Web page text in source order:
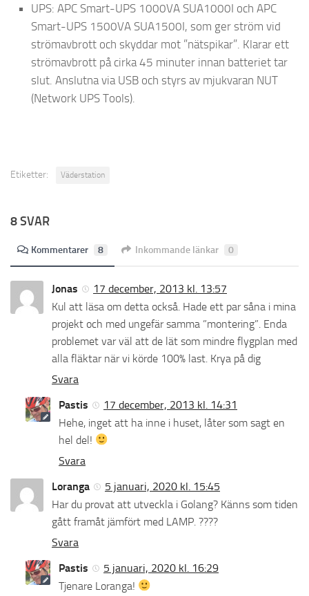
UPS: APC Smart-UPS 1000VA SUA1000I och APC
Smart-UPS 1500VA SUA1500I, som ger ström vid
strömavbrott och skyddar mot ”nätspikar”. Klarar ett
strömavbrott på cirka 45 minuter innan batteriet tar
slut. Anslutna via USB och styrs av mjukvaran NUT
(Network UPS Tools).
Etiketter: Väderstation
8 SVAR
Kommentarer 8 Inkommande länkar 0
Jonas
17 december, 2013 kl. 13:57
Kul att läsa om detta också. Hade ett par såna i mina
projekt och med ungefär samma ”montering”. Enda
problemet var väl att de lät som mindre flygplan med
alla fläktar när vi körde 100% last. Krya på dig
Svara
Pastis
17 december, 2013 kl. 14:31
Hehe, inget att ha inne i huset, låter som sagt en
hel del!
Svara
Loranga
5 januari, 2020 kl. 15:45
Har du provat att utveckla i Golang? Känns som tiden
gått framåt jämfört med LAMP. ????
Svara
Pastis
5 januari, 2020 kl. 16:29
Tjenare Loranga!